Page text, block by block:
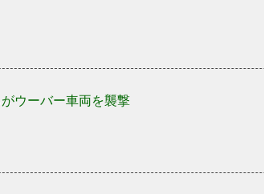
ウーバー車両を襲撃